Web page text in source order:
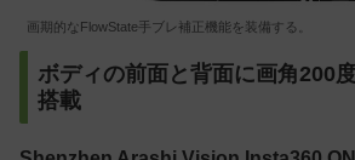
画期的なFlowState手ブレ補正機能を装備する。
ボディの前面と背面に画角200
搭載